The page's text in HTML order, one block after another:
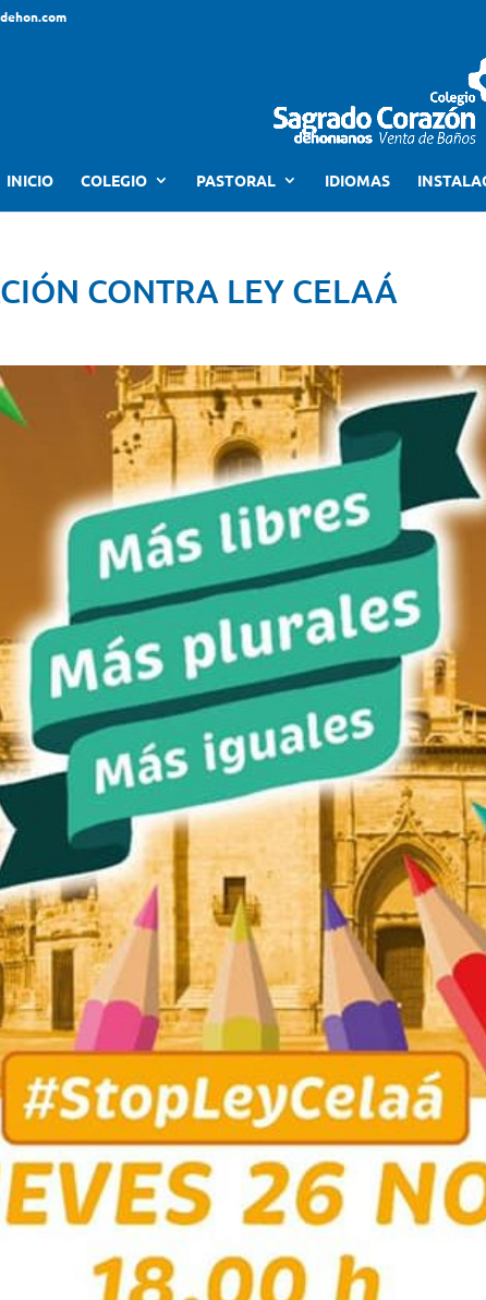
INICIO COLEGIO PASTORAL IDIOMAS
CONTRA LEY CELAÁ